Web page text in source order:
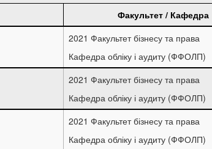
Факультет / Кафедра
2021 Факультет бізнесу та права
Кафедра обліку і аудиту (ФФОЛП)
2021 Факультет бізнесу та права
Кафедра обліку і аудиту (ФФОЛП)
2021 Факультет бізнесу та права
Кафедра обліку і аудиту (ФФОЛП)